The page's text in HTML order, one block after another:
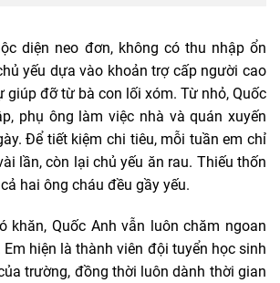
diện neo đơn, không có thu nhập ổn
yếu dựa vào khoản trợ cấp người cao
giúp đỡ từ bà con lối xóm. Từ nhỏ, Quốc
phụ ông làm việc nhà và quán xuyến
Để tiết kiệm chi tiêu, mỗi tuần em chỉ
lần, còn lại chủ yếu ăn rau. Thiếu thốn
hai ông cháu đều gầy yếu.
khăn, Quốc Anh vẫn luôn chăm ngoan
hiện là thành viên đội tuyển học sinh
trường, đồng thời luôn dành thời gian